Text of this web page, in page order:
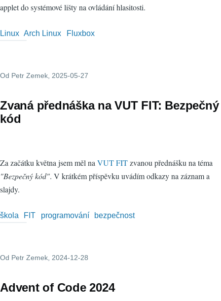
applet do systémové lišty na ovládání hlasitosti.
Linux Arch Linux Fluxbox
Od Petr Zemek, 2025-05-27
Zvaná přednáška na VUT FIT: Bezpečný
kód
Za začátku května jsem měl naVUT FITzvanou přednášku na téma
"Bezpečný kód". V krátkém příspěvku uvádím odkazy na záznam a
slajdy.
škola FIT programování bezpečnost
Od Petr Zemek, 2024-12-28
Advent of Code 2024